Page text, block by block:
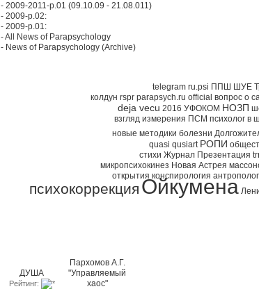
- 2009-2011-p.01 (09.10.09 - 21.08.011)
- 2009-p.02:
- 2009-p.01:
- All News of Parapsychology
- News of Parapsychology (Archive)
telegram ru.psi ППШ ШУЕ
колдун rspr parapsych.ru official вопрос о
deja vecu 2016 УФОКОМ НОЗП
взгляд измерения ПСМ психолог в
новые методики болезни
quasi qusiart РОПИ
стихи Журнал Презентация
микропсихокинез Новая Астрея
открытия конспирология
психокоррекцияОйкумена
ДУША
Рейтинг:
Пархомов А.Г.
"Управляемый
хаос"